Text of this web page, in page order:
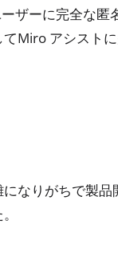
ザーに完全な匿
Miro アシスト
なりがちで製品